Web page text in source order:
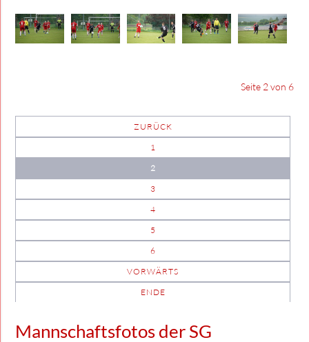
Seite 2 von 6
ZURÜCK
1
2
3
4
5
6
VORWÄRTS
ENDE
Mannschaftsfotos der SG